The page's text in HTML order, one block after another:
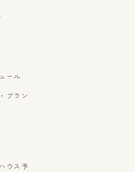
ール
ブラン
ウス予